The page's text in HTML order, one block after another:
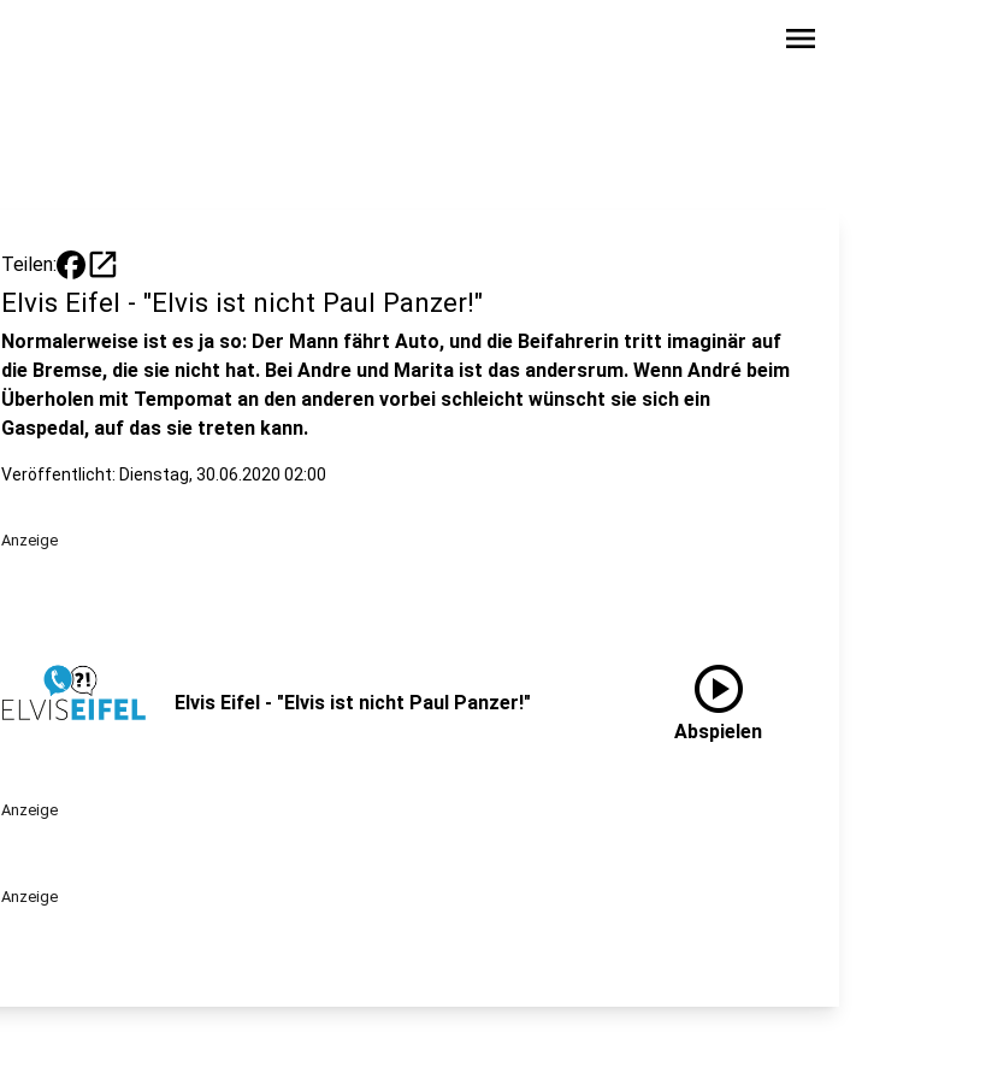
menu
Teilen: open_in_new
Elvis Eifel - "Elvis ist nicht Paul Panzer!"
Normalerweise ist es ja so: Der Mann fährt Auto, und die Beifahrerin tritt imaginär auf
die Bremse, die sie nicht hat. Bei Andre und Marita ist das andersrum. Wenn André beim
Überholen mit Tempomat an den anderen vorbei schleicht wünscht sie sich ein
Gaspedal, auf das sie treten kann.
Veröffentlicht: Dienstag, 30.06.2020 02:00
Anzeige
Elvis Eifel - "Elvis ist nicht Paul Panzer!" play_circle
Abspielen
Anzeige
Anzeige